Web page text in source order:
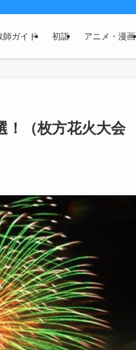
師ガイド 初詣 アニメ・漫画
！（枚方花火大会